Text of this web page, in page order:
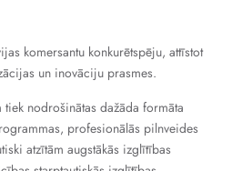
komersantu konkurētspēju, attīstot
un inovāciju prasmes.
nodrošinātas dažāda formāta
profesionālās pilnveides
atzītām augstākās izglītības